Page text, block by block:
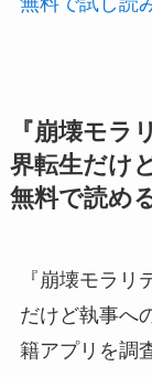
『崩壊モラ
界転生だけ
無料で読め
『崩壊モラ
だけど執事へ
籍アプリを調